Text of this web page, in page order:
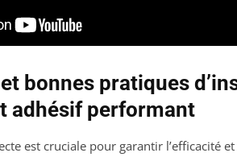
bonnes pratiques
adhésif performant
est cruciale pour garantir l’efficacité